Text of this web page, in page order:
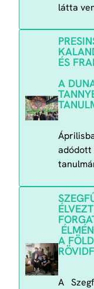
látta
ÉS
A
A
A